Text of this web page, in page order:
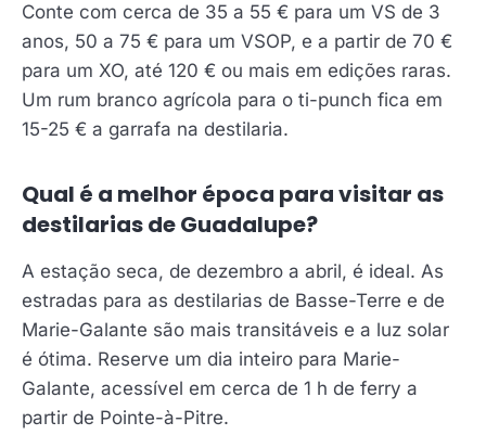
Conte com cerca de 35 a 55 € para um VS de 3
anos, 50 a 75 € para um VSOP, e a partir de 70 €
para um XO, até 120 € ou mais em edições raras.
Um rum branco agrícola para o ti-punch fica em
15-25 € a garrafa na destilaria.
Qual é a melhor época para visitar as
destilarias de Guadalupe?
A estação seca, de dezembro a abril, é ideal. As
estradas para as destilarias de Basse-Terre e de
Marie-Galante são mais transitáveis e a luz solar
é ótima. Reserve um dia inteiro para Marie-
Galante, acessível em cerca de 1 h de ferry a
partir de Pointe-à-Pitre.